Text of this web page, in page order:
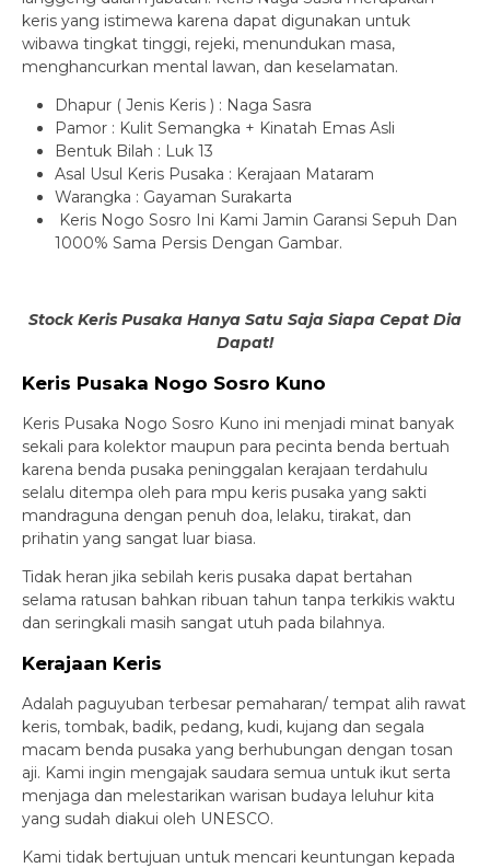
keris yang istimewa karena dapat digunakan untuk
wibawa tingkat tinggi, rejeki, menundukan masa,
menghancurkan mental lawan, dan keselamatan.
Dhapur ( Jenis Keris ) : Naga Sasra
Pamor : Kulit Semangka + Kinatah Emas Asli
Bentuk Bilah : Luk 13
Asal Usul Keris Pusaka : Kerajaan Mataram
Warangka : Gayaman Surakarta
Keris Nogo Sosro Ini Kami Jamin Garansi Sepuh Dan
1000% Sama Persis Dengan Gambar.
Stock Keris Pusaka Hanya Satu Saja Siapa Cepat Dia
Dapat!
Keris Pusaka Nogo Sosro Kuno
Keris Pusaka Nogo Sosro Kuno ini menjadi minat banyak
sekali para kolektor maupun para pecinta benda bertuah
karena benda pusaka peninggalan kerajaan terdahulu
selalu ditempa oleh para mpu keris pusaka yang sakti
mandraguna dengan penuh doa, lelaku, tirakat, dan
prihatin yang sangat luar biasa.
Tidak heran jika sebilah keris pusaka dapat bertahan
selama ratusan bahkan ribuan tahun tanpa terkikis waktu
dan seringkali masih sangat utuh pada bilahnya.
Kerajaan Keris
Adalah paguyuban terbesar pemaharan/ tempat alih rawat
keris, tombak, badik, pedang, kudi, kujang dan segala
macam benda pusaka yang berhubungan dengan tosan
aji. Kami ingin mengajak saudara semua untuk ikut serta
menjaga dan melestarikan warisan budaya leluhur kita
yang sudah diakui oleh UNESCO.
Kami tidak bertujuan untuk mencari keuntungan kepada